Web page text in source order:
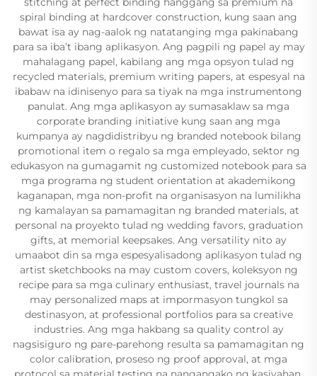
spiral binding at hardcover construction, kung saan ang
bawat isa ay nag-aalok ng natatanging mga pakinabang
para sa iba’t ibang aplikasyon. Ang pagpili ng papel ay may
mahalagang papel, kabilang ang mga opsyon tulad ng
recycled materials, premium writing papers, at espesyal na
ibabaw na idinisenyo para sa tiyak na mga instrumentong
panulat. Ang mga aplikasyon ay sumasaklaw sa mga
corporate branding initiative kung saan ang mga
kumpanya ay nagdidistribyu ng branded notebook bilang
promotional item o regalo sa mga empleyado, sektor ng
edukasyon na gumagamit ng customized notebook para sa
mga programa ng student orientation at akademikong
kaganapan, mga non-profit na organisasyon na lumilikha
ng kamalayan sa pamamagitan ng branded materials, at
personal na proyekto tulad ng wedding favors, graduation
gifts, at memorial keepsakes. Ang versatility nito ay
umaabot din sa mga espesyalisadong aplikasyon tulad ng
artist sketchbooks na may custom covers, koleksyon ng
recipe para sa mga culinary enthusiast, travel journals na
may personalized maps at impormasyon tungkol sa
destinasyon, at professional portfolios para sa creative
industries. Ang mga hakbang sa quality control ay
nagsisiguro ng pare-parehong resulta sa pamamagitan ng
color calibration, proseso ng proof approval, at mga